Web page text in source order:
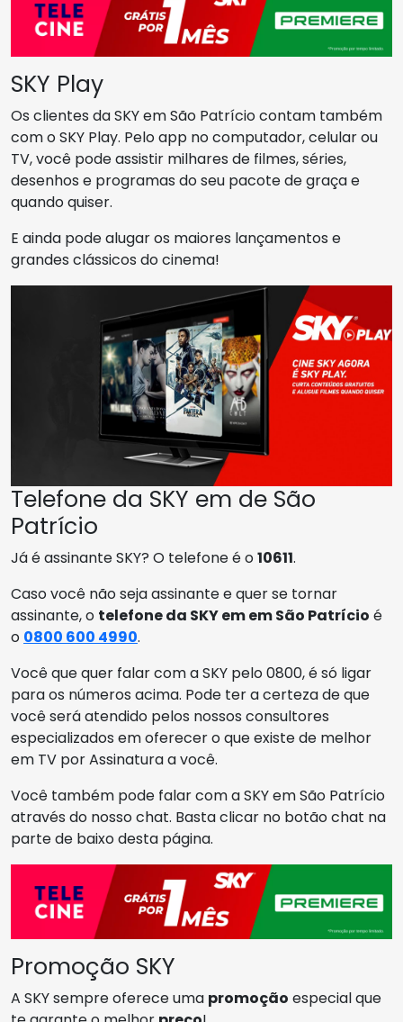
SKY Play
Os clientes da SKY em São Patrício contam também
com o SKY Play. Pelo app no computador, celular ou
TV, você pode assistir milhares de filmes, séries,
desenhos e programas do seu pacote de graça e
quando quiser.
E ainda pode alugar os maiores lançamentos e
grandes clássicos do cinema!
Telefone da SKY em de São
Patrício
Já é assinante SKY? O telefone é o10611.
Caso você não seja assinante e quer se tornar
assinante, o telefone da SKY em em São Patrício é
o 0800 600 4990.
Você que quer falar com a SKY pelo 0800, é só ligar
para os números acima. Pode ter a certeza de que
você será atendido pelos nossos consultores
especializados em oferecer o que existe de melhor
em TV por Assinatura a você.
Você também pode falar com a SKY em São Patrício
através do nosso chat. Basta clicar no botão chat na
parte de baixo desta página.
Promoção SKY
A SKY sempre oferece uma promoção especial que